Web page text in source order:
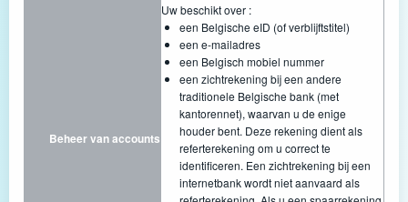
Beheer van accounts
Uw beschikt over :
een Belgische eID (of verblijftstitel)
een e-mailadres
een Belgisch mobiel nummer
een zichtrekening bij een andere
traditionele Belgische bank (met
kantorennet), waarvan u de enige
houder bent. Deze rekening dient als
referterekening om u correct te
identificeren. Een zichtrekening bij een
internetbank wordt niet aanvaard als